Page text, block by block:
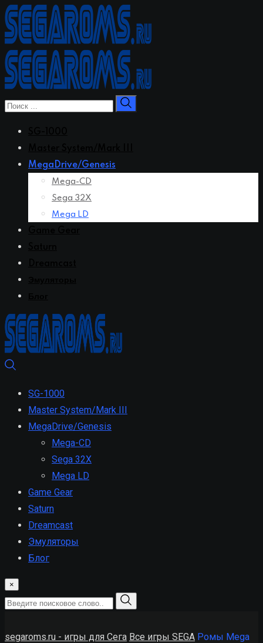
Перейти
к
контенту
MegaDrive/Genesis
Mega-CD
Sega 32X
Mega LD
SG-1000
Master System/Mark III
MegaDrive/Genesis
Mega-CD
Sega 32X
Mega LD
Game Gear
Saturn
Dreamcast
Эмуляторы
Блог
×
segaroms.ru - игры для Сега Все игры SEGA Ромы Mega